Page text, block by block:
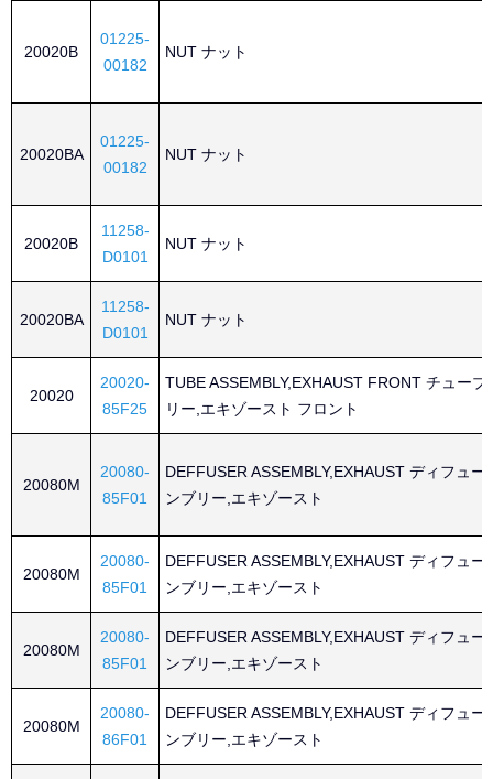
20020B
01225-
00182
NUT ナット
20020BA
01225-
00182
NUT ナット
20020B
11258-
D0101
NUT ナット
20020BA
11258-
D0101
NUT ナット
20020
20020-
85F25
TUBE ASSEMBLY,EXHAUST FRONT チュー
リー,エキゾースト フロント
20080M
20080-
85F01
DEFFUSER ASSEMBLY,EXHAUST ディフュー
ンブリー,エキゾースト
20080M
20080-
85F01
DEFFUSER ASSEMBLY,EXHAUST ディフュー
ンブリー,エキゾースト
20080M
20080-
85F01
DEFFUSER ASSEMBLY,EXHAUST ディフュー
ンブリー,エキゾースト
20080M
20080-
86F01
DEFFUSER ASSEMBLY,EXHAUST ディフュー
ンブリー,エキゾースト